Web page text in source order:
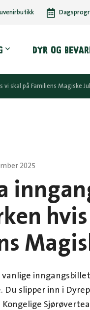
DYR OG
skal på Familiens Magiske
2025
Du slipper inn i